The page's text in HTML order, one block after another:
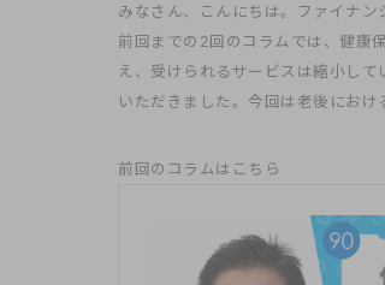
みなさん、こんにちは。ファイナン
前回までの2回のコラムでは、健康
え、受けられるサービスは縮小し
いただきました。今回は老後におけ
前回のコラムはこちら